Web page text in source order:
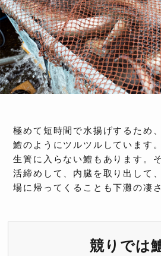
極めて短時間で水揚げするため
鱧のようにツルツルしています
生簀に入らない鱧もあります。
活締めして、内臓を取り出して
場に帰ってくることも下灘の凄
競りでは